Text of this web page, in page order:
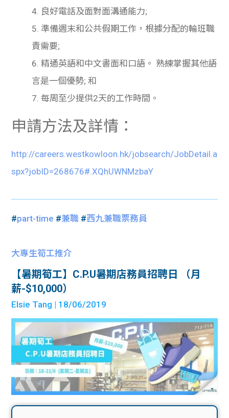
4. 良好電話及面對面溝通能力;
5. 準備週末和公共假期工作，根據分配的輪班職
責需要;
6. 精通英語和中文書面和口語。 熟練掌握其他語
言是一個優勢;和
7. 每周至少提供2天的工作時間。
申請方法及詳情：
http://careers.westkowloon.hk/jobsearch/JobDetail.a
spx?jobID=268676#.XQhUWNMzbaY
#part-time #兼職 #西九兼職票務員
大專生筍工推介
【暑期筍工】C.P.U暑期店務員招聘日 （月
薪-$10,000）
Elsie Tang | 18/06/2019